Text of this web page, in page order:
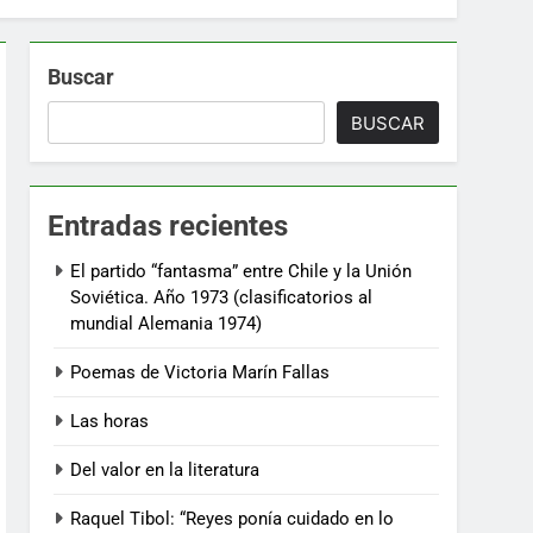
Buscar
BUSCAR
Entradas recientes
El partido “fantasma” entre Chile y la Unión
Soviética. Año 1973 (clasificatorios al
mundial Alemania 1974)
Poemas de Victoria Marín Fallas
Las horas
Del valor en la literatura
Raquel Tibol: “Reyes ponía cuidado en lo